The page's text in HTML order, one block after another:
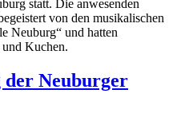
statt. Die anwesenden
von den musikalischen
Neuburg“ und hatten
und Kuchen.
der Neuburger